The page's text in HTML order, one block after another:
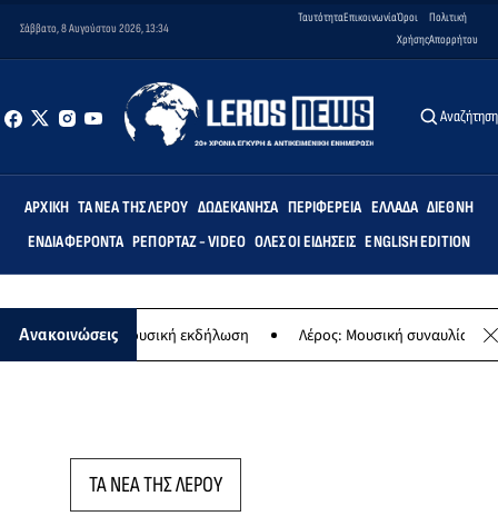
Σάββατο, 8 Αυγούστου 2026, 13:34
ΤαυτότηταΕπικοινωνίαΌροι
Χρήσης
Πολιτική
Απορρήτου
Αναζήτηση
ΑΡΧΙΚΉ ΤΑ ΝΈΑ ΤΗΣ ΛΈΡΟΥ ΔΩΔΕΚΆΝΗΣΑ ΠΕΡΙΦΈΡΕΙΑ ΕΛΛΆΔΑ ΔΙΕΘΝΉ
ΕΝΔΙΑΦΈΡΟΝΤΑ ΡΕΠΟΡΤΆΖ - VIDEO ΌΛΕΣ ΟΙ ΕΙΔΉΣΕΙΣ ENGLISH EDITION
Ανακοινώσεις- Μουσική εκδήλωση Λέρος: Μουσική συναυλία των
ΤΑ ΝΕΑ ΤΗΣ ΛΕΡΟΥ